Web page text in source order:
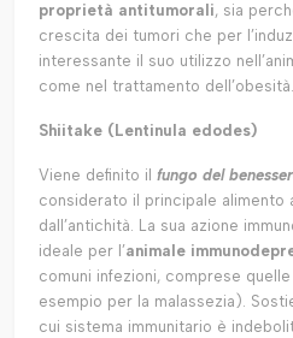
proprietà antitumorali, sia
crescita dei tumori che per
interessante il suo utilizzo
come nel trattamento dell’obesità.
Shiitake (Lentinula edodes)
Viene definito il fungo del
considerato il principale alimento
dall’antichità. La sua azione
ideale per l’animale
comuni infezioni, comprese
esempio per la malassezia).
cui sistema immunitario è